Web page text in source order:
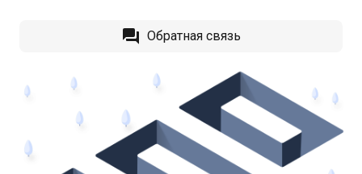
Обратная связь